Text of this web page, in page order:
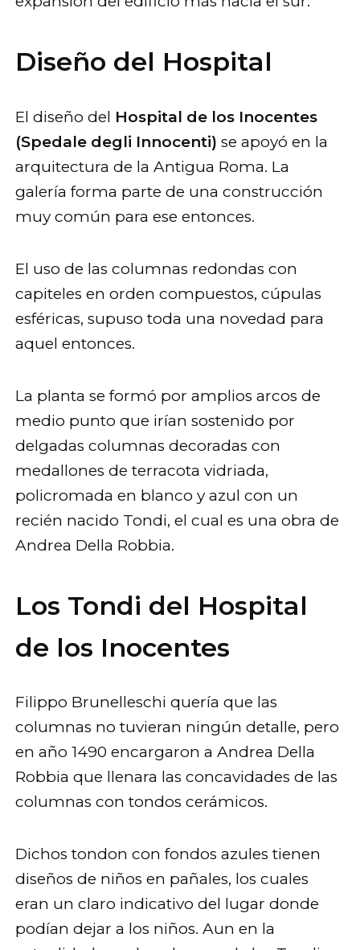
Diseño del Hospital
El diseño del Hospital de los Inocentes
(Spedale degli Innocenti) se apoyó en la
arquitectura de la Antigua Roma. La
galería forma parte de una construcción
muy común para ese entonces.
El uso de las columnas redondas con
capiteles en orden compuestos, cúpulas
esféricas, supuso toda una novedad para
aquel entonces.
La planta se formó por amplios arcos de
medio punto que irían sostenido por
delgadas columnas decoradas con
medallones de terracota vidriada,
policromada en blanco y azul con un
recién nacido Tondi, el cual es una obra de
Andrea Della Robbia.
Los Tondi del Hospital
de los Inocentes
Filippo Brunelleschi quería que las
columnas no tuvieran ningún detalle, pero
en año 1490 encargaron a Andrea Della
Robbia que llenara las concavidades de las
columnas con tondos cerámicos.
Dichos tondon con fondos azules tienen
diseños de niños en pañales, los cuales
eran un claro indicativo del lugar donde
podían dejar a los niños. Aun en la